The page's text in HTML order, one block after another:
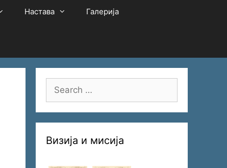
Настава Галерија
Search
for:
Визија и мисија